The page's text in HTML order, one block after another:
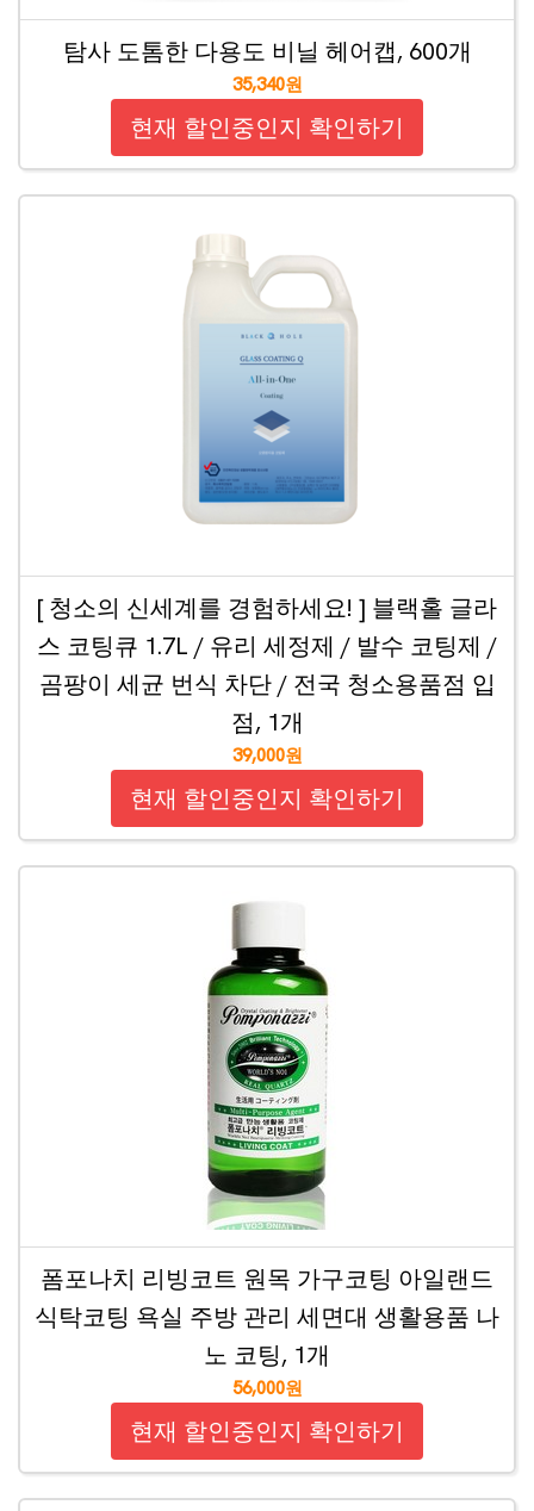
탐사 도톰한 다용도 비닐 헤어캡, 600개
35,340원
현재 할인중인지 확인하기
[ 청소의 신세계를 경험하세요! ] 블랙홀 글라
스 코팅큐 1.7L / 유리 세정제 / 발수 코팅제 /
곰팡이 세균 번식 차단 / 전국 청소용품점 입
점, 1개
39,000원
현재 할인중인지 확인하기
폼포나치 리빙코트 원목 가구코팅 아일랜드
식탁코팅 욕실 주방 관리 세면대 생활용품 나
노 코팅, 1개
56,000원
현재 할인중인지 확인하기